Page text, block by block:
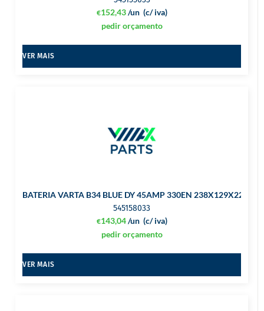
€152,43 (c/ iva)
/un
pedir orçamento
VER MAIS
BATERIA VARTA B34 BLUE DY 45AMP 330EN 238X129X227
545158033
€143,04 (c/ iva)
/un
pedir orçamento
VER MAIS